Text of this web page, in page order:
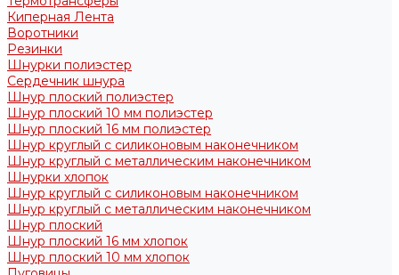
Киперная Лента
Воротники
Резинки
Шнурки полиэстер
Сердечник шнура
Шнур плоский полиэстер
Шнур плоский 10 мм полиэстер
Шнур плоский 16 мм полиэстер
Шнур круглый с силиконовым наконечником
Шнур круглый с металлическим наконечником
Шнурки хлопок
Шнур круглый с силиконовым наконечником
Шнур круглый с металлическим наконечником
Шнур плоский
Шнур плоский 16 мм хлопок
Шнур плоский 10 мм хлопок